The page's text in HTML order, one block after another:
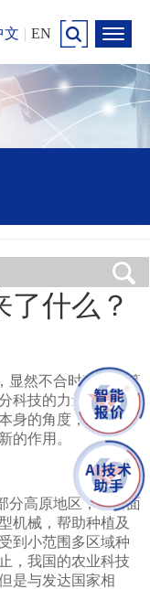
文 | EN
什么？
然不合时宜。就算
科技的力量，帮助
身的角度，农民的
的作用。
分高原地区，农田面
机械，帮助种植及
到小范围多区域种
，我国的农业科技
是与发达国家相